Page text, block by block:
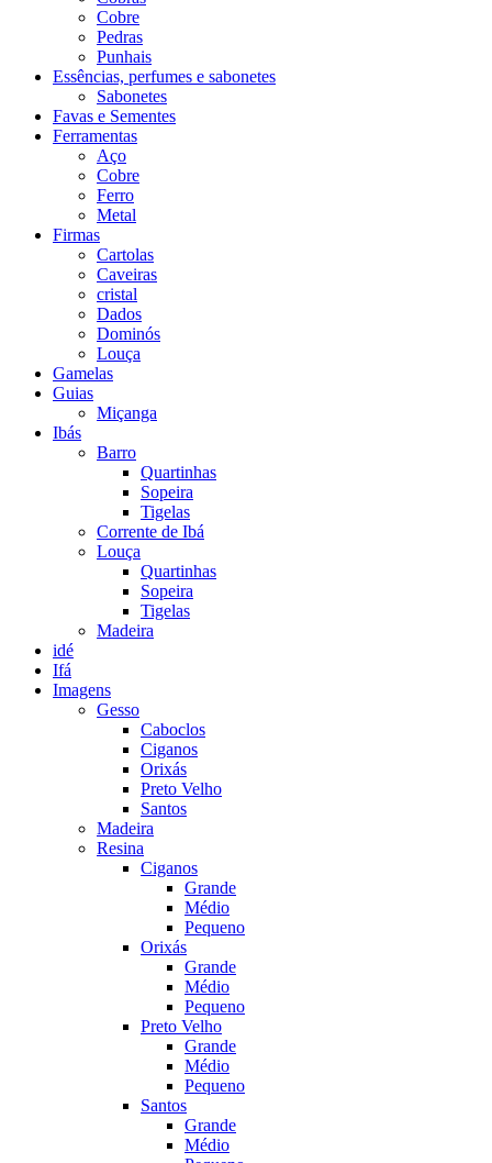
Cobre
Pedras
Punhais
Essências, perfumes e sabonetes
Sabonetes
Favas e Sementes
Ferramentas
Aço
Cobre
Ferro
Metal
Firmas
Cartolas
Caveiras
cristal
Dados
Dominós
Louça
Gamelas
Guias
Miçanga
Ibás
Barro
Quartinhas
Sopeira
Tigelas
Corrente de Ibá
Louça
Quartinhas
Sopeira
Tigelas
Madeira
idé
Ifá
Imagens
Gesso
Caboclos
Ciganos
Orixás
Preto Velho
Santos
Madeira
Resina
Ciganos
Grande
Médio
Pequeno
Orixás
Grande
Médio
Pequeno
Preto Velho
Grande
Médio
Pequeno
Santos
Grande
Médio